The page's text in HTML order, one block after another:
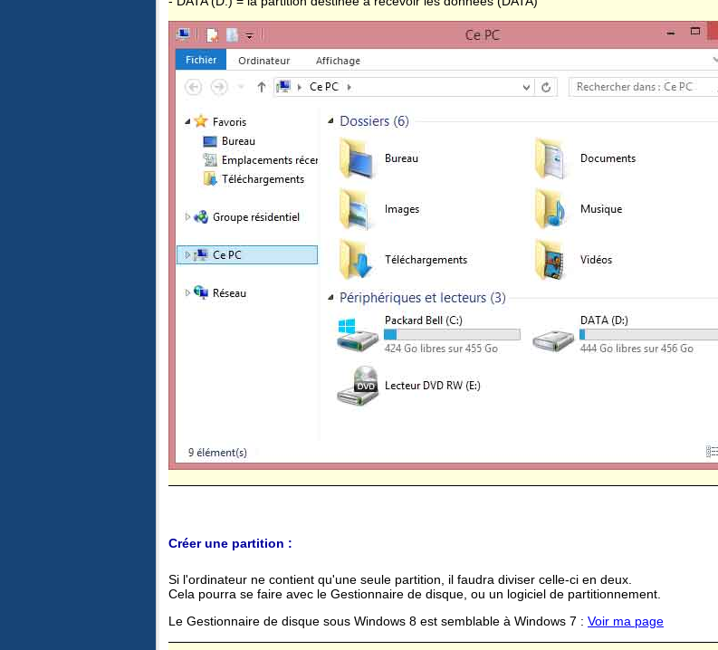
Créer une partition :
Si l'ordinateur ne contient qu'une seule partition, il faudra diviser celle-ci en deux.
Cela pourra se faire avec le Gestionnaire de disque, ou un logiciel de partitionnement.
Le Gestionnaire de disque sous Windows 8 est semblable à Windows 7 : Voir ma page